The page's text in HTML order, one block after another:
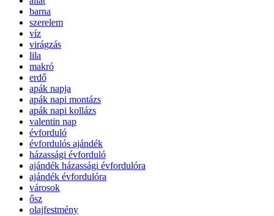
barna
szerelem
víz
virágzás
lila
makró
erdő
apák napja
apák napi montázs
apák napi kollázs
valentin nap
évforduló
évfordulós ajándék
házassági évforduló
ajándék házassági évfordulóra
ajándék évfordulóra
városok
ősz
olajfestmény